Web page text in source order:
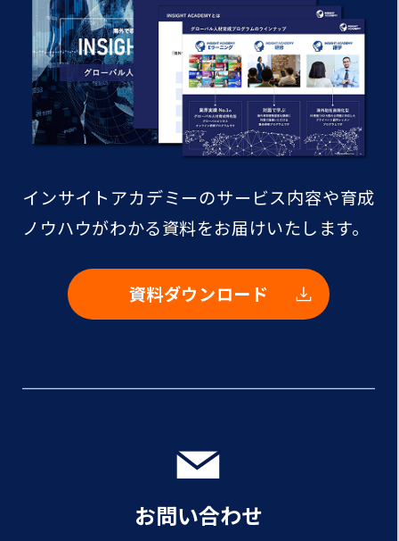
インサイトアカデミーのサービス内容や育成
ノウハウがわかる資料をお届けいたします。
資料ダウンロード
お問い合わせ